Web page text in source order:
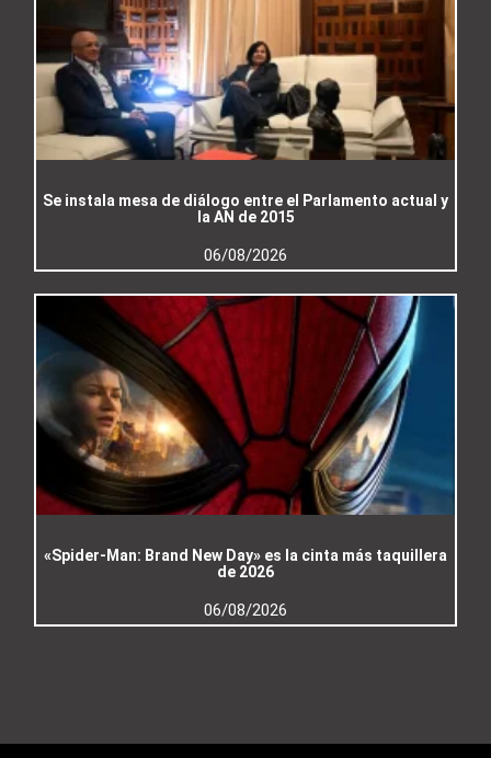
Se instala mesa de diálogo entre el Parlamento actual y
la AN de 2015
06/08/2026
«Spider-Man: Brand New Day» es la cinta más taquillera
de 2026
06/08/2026